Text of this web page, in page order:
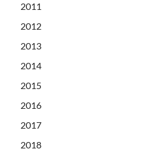
2011
2012
2013
2014
2015
2016
2017
2018